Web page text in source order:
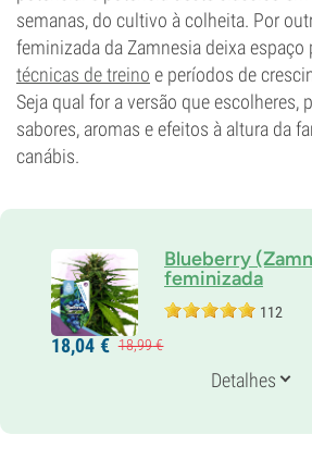
semanas, do cultivo à colheita. Por
feminizada da Zamnesia deixa espaço
técnicas de treino e períodos de
Seja qual for a versão que escolheres,
sabores, aromas e efeitos à altura da
canábis.
Blueberry
feminizada
112
Pais
Purple Thai x Thai
20% Sativa
8-9 semanas
18,04 € 18,99€
Detalhes